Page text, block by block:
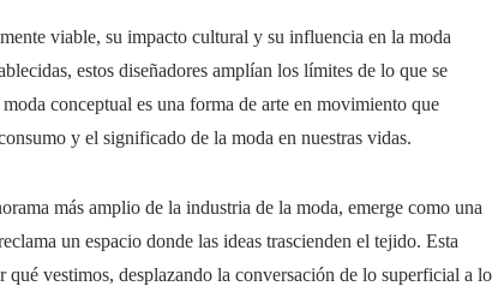
viable, su impacto cultural y su influencia en la moda
estos diseñadores amplían los límites de lo que se
conceptual es una forma de arte en movimiento que
y el significado de la moda en nuestras vidas.
más amplio de la industria de la moda, emerge como una
un espacio donde las ideas trascienden el tejido. Esta
vestimos, desplazando la conversación de lo superficial a lo